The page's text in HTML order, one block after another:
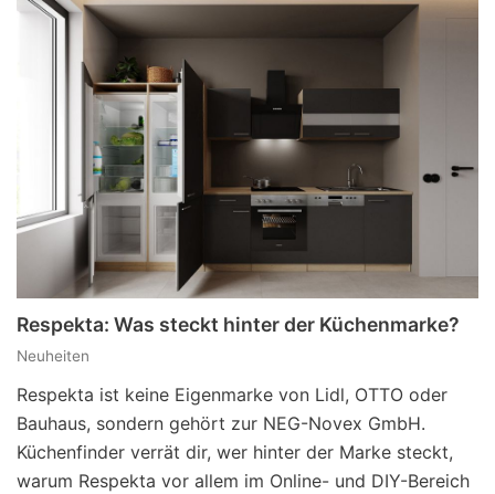
Respekta: Was steckt hinter der Küchenmarke?
Neuheiten
Respekta ist keine Eigenmarke von Lidl, OTTO oder
Bauhaus, sondern gehört zur NEG-Novex GmbH.
Küchenfinder verrät dir, wer hinter der Marke steckt,
warum Respekta vor allem im Online- und DIY-Bereich